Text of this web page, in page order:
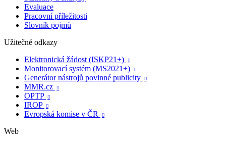
Evaluace
Pracovní příležitosti
Slovník pojmů
Užitečné odkazy
Elektronická žádost (ISKP21+)

Monitorovací systém (MS2021+) 
Generátor nástrojů povinné publicity 
MMR.cz 
OPTP 
IROP 
Evropská komise v ČR 
Web